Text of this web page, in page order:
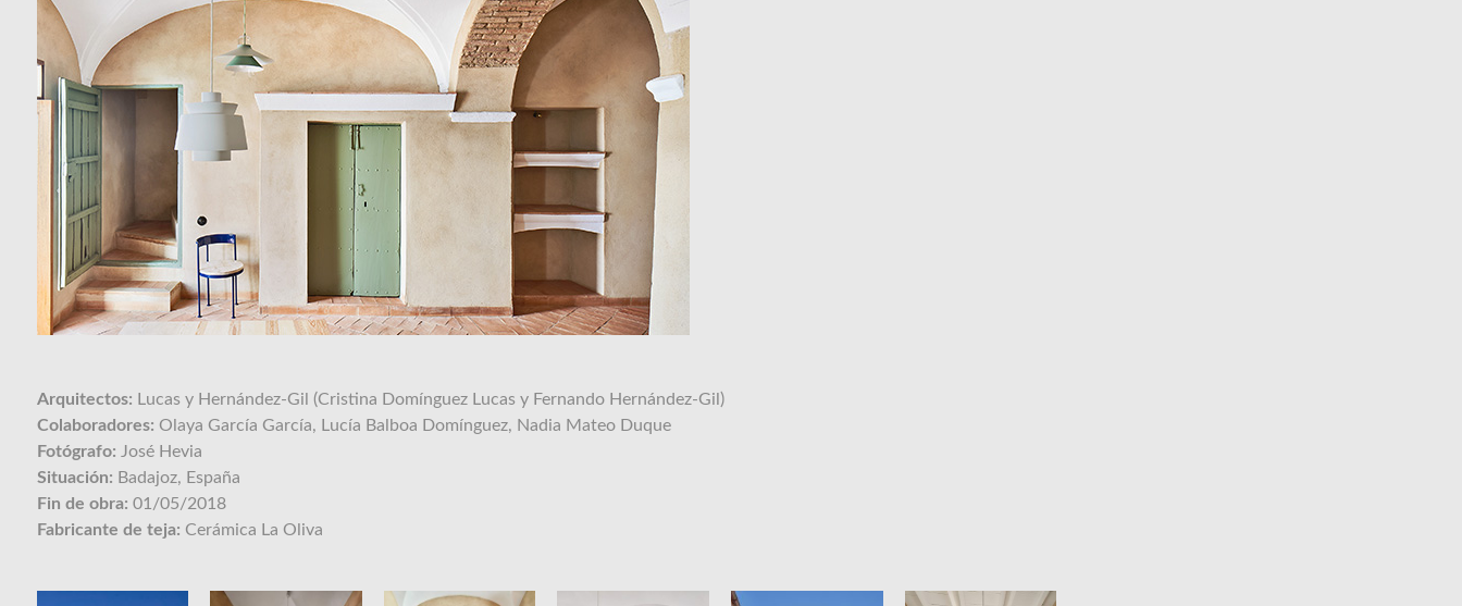
Arquitectos: Lucas y Hernández-Gil (Cristina Domínguez Lucas y Fernando Hernández-Gil)
Colaboradores: Olaya García García, Lucía Balboa Domínguez, Nadia Mateo Duque
Fotógrafo: José Hevia
Situación: Badajoz, España
Fin de obra: 01/05/2018
Fabricante de teja: Cerámica La Oliva